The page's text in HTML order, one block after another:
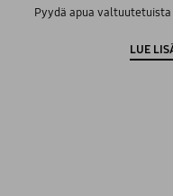
Pyydä apua
LUE